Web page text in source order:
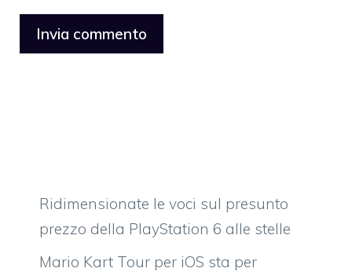
Ridimensionate le voci sul presunto
prezzo della PlayStation 6 alle stelle
Mario Kart Tour per iOS sta per